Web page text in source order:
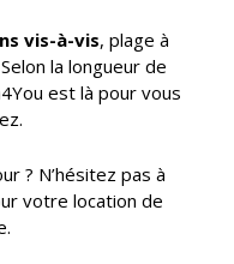
vis-à-vis, plage à
la longueur de
est là pour vous
? N’hésitez pas à
votre location de